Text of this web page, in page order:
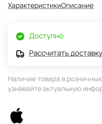
ХарактеристикиОписание
Доступно
Рассчитать доставку
Наличие товара в
узнавайте актуальную